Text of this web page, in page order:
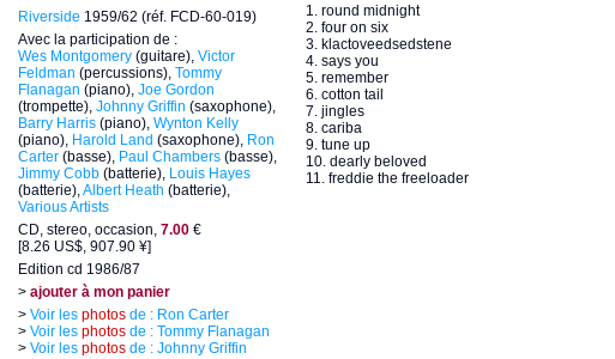
Riverside 1959/62 (réf. FCD-60-019)
Avec la participation de :
Wes Montgomery (guitare), Victor
Feldman (percussions), Tommy
Flanagan (piano), Joe Gordon
(trompette), Johnny Griffin (saxophone),
Barry Harris (piano), Wynton Kelly
(piano), Harold Land (saxophone), Ron
Carter (basse), Paul Chambers (basse),
Jimmy Cobb (batterie), Louis Hayes
(batterie),Albert Heath (batterie),
Various Artists
CD, stereo, occasion, 7.00 €
[8.26 US$, 907.90 ¥]
Edition cd 1986/87
> ajouter à mon panier
> Voir les photos de : Ron Carter
> Voir les photos de : Tommy Flanagan
> Voir les photos de : Johnny Griffin
1. round midnight
2. four on six
3. klactoveedsedstene
4. says you
5. remember
6. cotton tail
7. jingles
8. cariba
9. tune up
10. dearly beloved
11. freddie the freeloader